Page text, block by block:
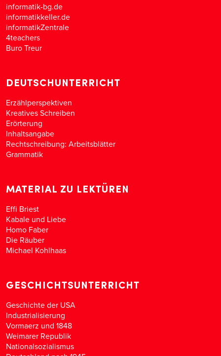
informatik-bg.de
informatikkeller.de
informatikZentrale
4teachers
Buro Treur
DEUTSCHUNTERRICHT
Erzählperspektiven
Kreatives Schreiben
Erörterung
Inhaltsangabe
Rechtschreibung: Arbeitsblätter
Grammatik
MATERIAL ZU LEKTÜREN
Effi Briest
Kabale und Liebe
Homo Faber
Die Räuber
Michael Kohlhaas
GESCHICHTSUNTERRICHT
Geschichte der USA
Industrialisierung
Vormaerz und 1848
Weimarer Republik
Nationalsozialismus